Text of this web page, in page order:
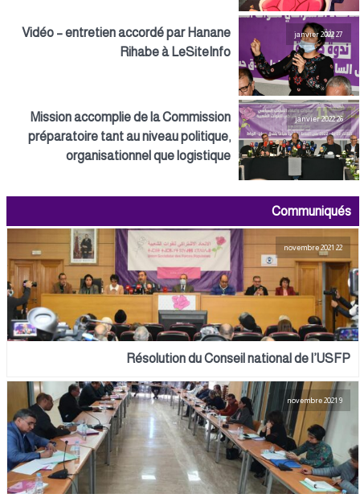
27 janvier 2022
Vidéo – entretien accordé par Hanane
Rihabe à LeSiteInfo
26 janvier 2022
Mission accomplie de la Commission
préparatoire tant au niveau politique,
organisationnel que logistique
Communiqués
22 novembre 2021
Résolution du Conseil national de l’USFP